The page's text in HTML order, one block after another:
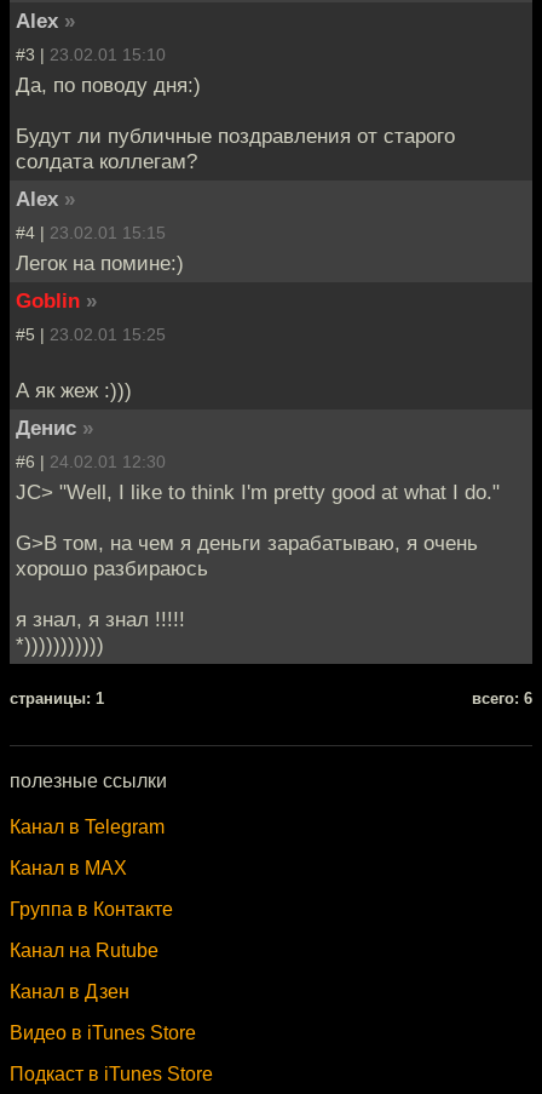
Alex »
#3 | 23.02.01 15:10
Да, по поводу дня:)
Будут ли публичные поздравления от старого
солдата коллегам?
Alex »
#4 | 23.02.01 15:15
Легок на помине:)
Goblin »
#5 | 23.02.01 15:25
А як жеж :)))
Денис »
#6 | 24.02.01 12:30
JC> "Well, I like to think I'm pretty good at what I do."
G>В том, на чем я деньги зарабатываю, я очень
хорошо разбираюсь
я знал, я знал !!!!!
*)))))))))))
cтраницы: 1 всего: 6
полезные ссылки
Канал в Telegram
Канал в MAX
Группа в Контакте
Канал на Rutube
Канал в Дзен
Видео в iTunes Store
Подкаст в iTunes Store